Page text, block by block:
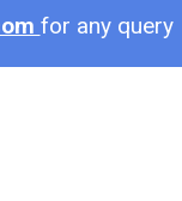
for any query